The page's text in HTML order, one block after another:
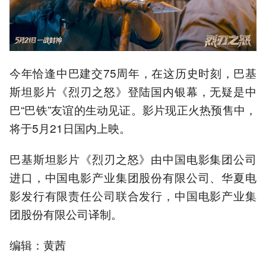
今年恰逢中巴建交75周年，在这历史时刻，巴基
斯坦影片《烈刃之怒》登陆国内银幕，无疑是中
巴“巴铁”友谊的生动见证。影片现正火热预售中，
将于5月21日国内上映。
巴基斯坦影片《烈刃之怒》由中国电影集团公司
进口，中国电影产业集团股份有限公司、华夏电
影发行有限责任公司联合发行，中国电影产业集
团股份有限公司译制。
编辑：黄茜